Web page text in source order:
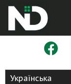
Українська